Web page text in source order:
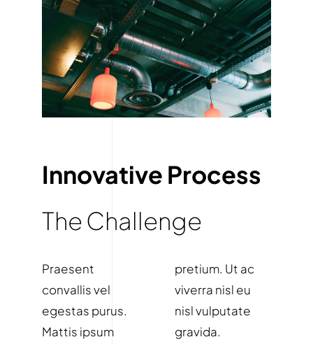
Innovative Process
The Challenge
Praesent
convallis vel
egestas purus.
Mattis ipsum
pretium. Ut ac
viverra nisl eu
nisl vulputate
gravida.